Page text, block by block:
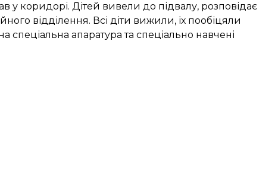
коридорі. Дітей вивели до підвалу, розповідає
відділення. Всі діти вижили, їх пообіцяли
спеціальна апаратура та спеціально навчені